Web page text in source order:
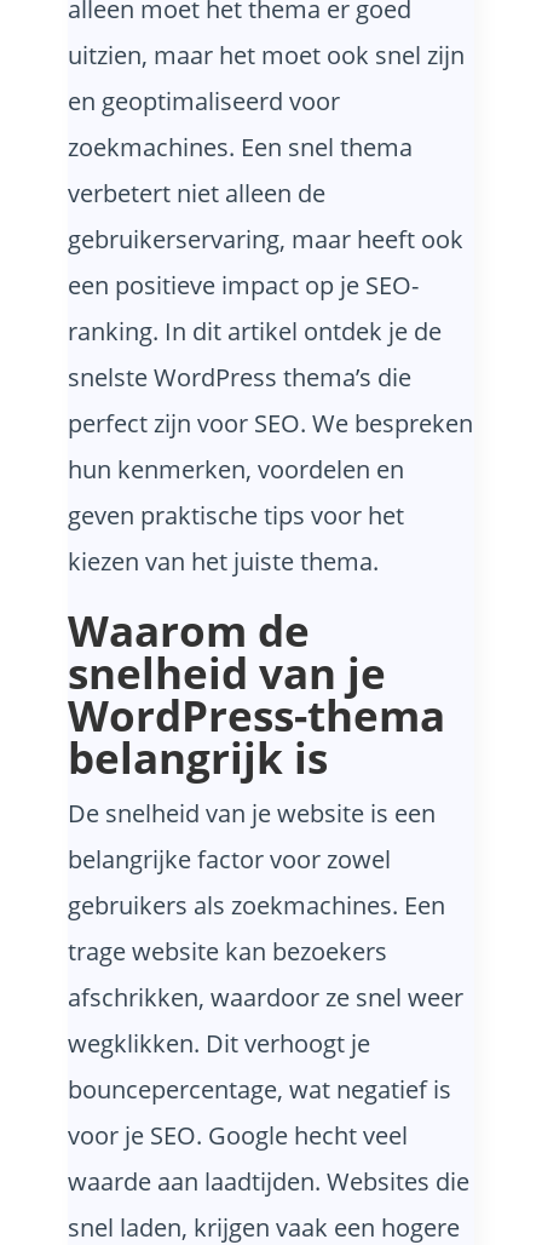
alleen moet het thema er goed
uitzien, maar het moet ook snel zijn
en geoptimaliseerd voor
zoekmachines. Een snel thema
verbetert niet alleen de
gebruikerservaring, maar heeft ook
een positieve impact op je SEO-
ranking. In dit artikel ontdek je de
snelste WordPress thema’s die
perfect zijn voor SEO. We bespreken
hun kenmerken, voordelen en
geven praktische tips voor het
kiezen van het juiste thema.
Waarom de
snelheid van je
WordPress-thema
belangrijk is
De snelheid van je website is een
belangrijke factor voor zowel
gebruikers als zoekmachines. Een
trage website kan bezoekers
afschrikken, waardoor ze snel weer
wegklikken. Dit verhoogt je
bouncepercentage, wat negatief is
voor je SEO. Google hecht veel
waarde aan laadtijden. Websites die
snel laden, krijgen vaak een hogere